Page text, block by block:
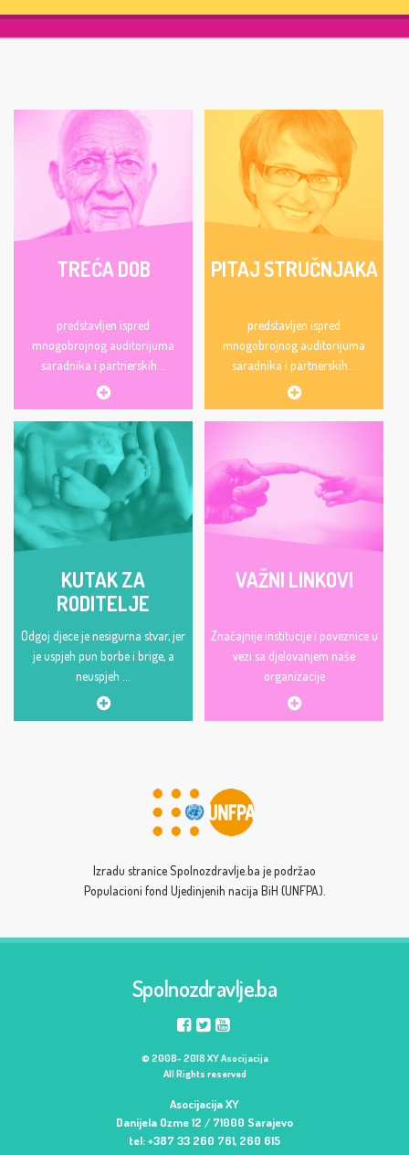
TREĆA DOB
predstavljen ispred
mnogobrojnog auditorijuma
saradnika i partnerskih...
PITAJ STRUČNJAKA
predstavljen ispred
mnogobrojnog auditorijuma
saradnika i partnerskih...
KUTAK ZA
RODITELJE
Odgoj djece je nesigurna stvar, jer
je uspjeh pun borbe i brige, a
neuspjeh ...
VAŽNI LINKOVI
Značajnije institucije i poveznice u
vezi sa djelovanjem naše
organizacije
Izradu stranice Spolnozdravlje.ba je podržao
Populacioni fond Ujedinjenih nacija BiH (UNFPA).
Spolnozdravlje.ba
© 2008- 2018 XY Asocijacija
All Rights reserved
Asocijacija XY
Danijela Ozme 12 / 71000 Sarajevo
tel: +387 33 260 761, 260 615